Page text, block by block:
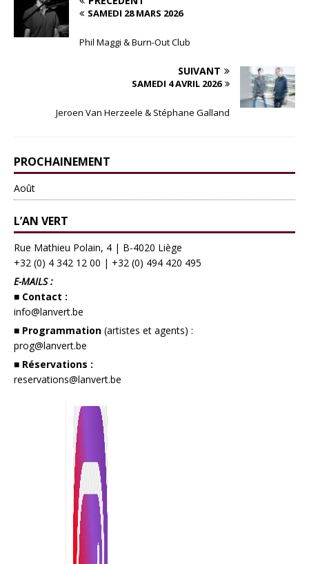
SAMEDI 28 MARS 2026
Phil Maggi & Burn-Out Club
SUIVANT
SAMEDI 4 AVRIL 2026
Jeroen Van Herzeele & Stéphane Galland
PROCHAINEMENT
Août
L’AN VERT
Rue Mathieu Polain, 4 | B-4020 Liège
+32 (0) 4 342 12 00 | +32 (0) 494 420 495
E-MAILS :
■ Contact :
info@lanvert.be
■ Programmation (artistes et agents) :
prog@lanvert.be
■ Réservations :
reservations@lanvert.be